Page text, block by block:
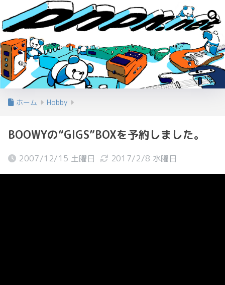
ホーム Hobby
BOOWYの“GIGS”BOXを予約しました。
2007/12/15 土曜日 2017/2/8 水曜日